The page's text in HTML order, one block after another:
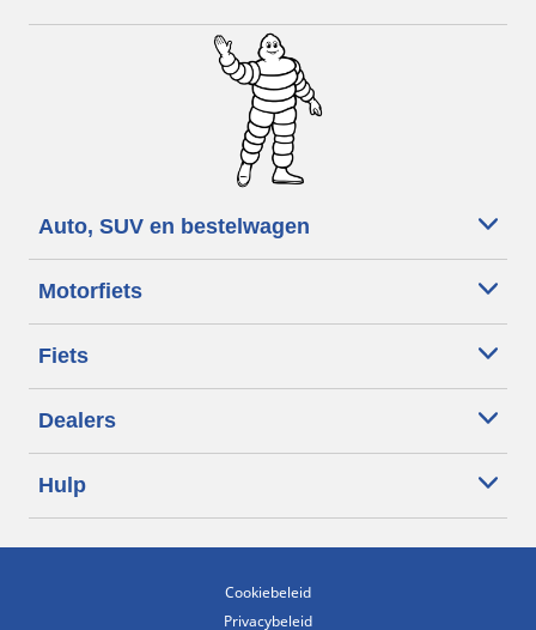
Auto, SUV en bestelwagen
Motorfiets
Fiets
Dealers
Hulp
Cookiebeleid
Privacybeleid